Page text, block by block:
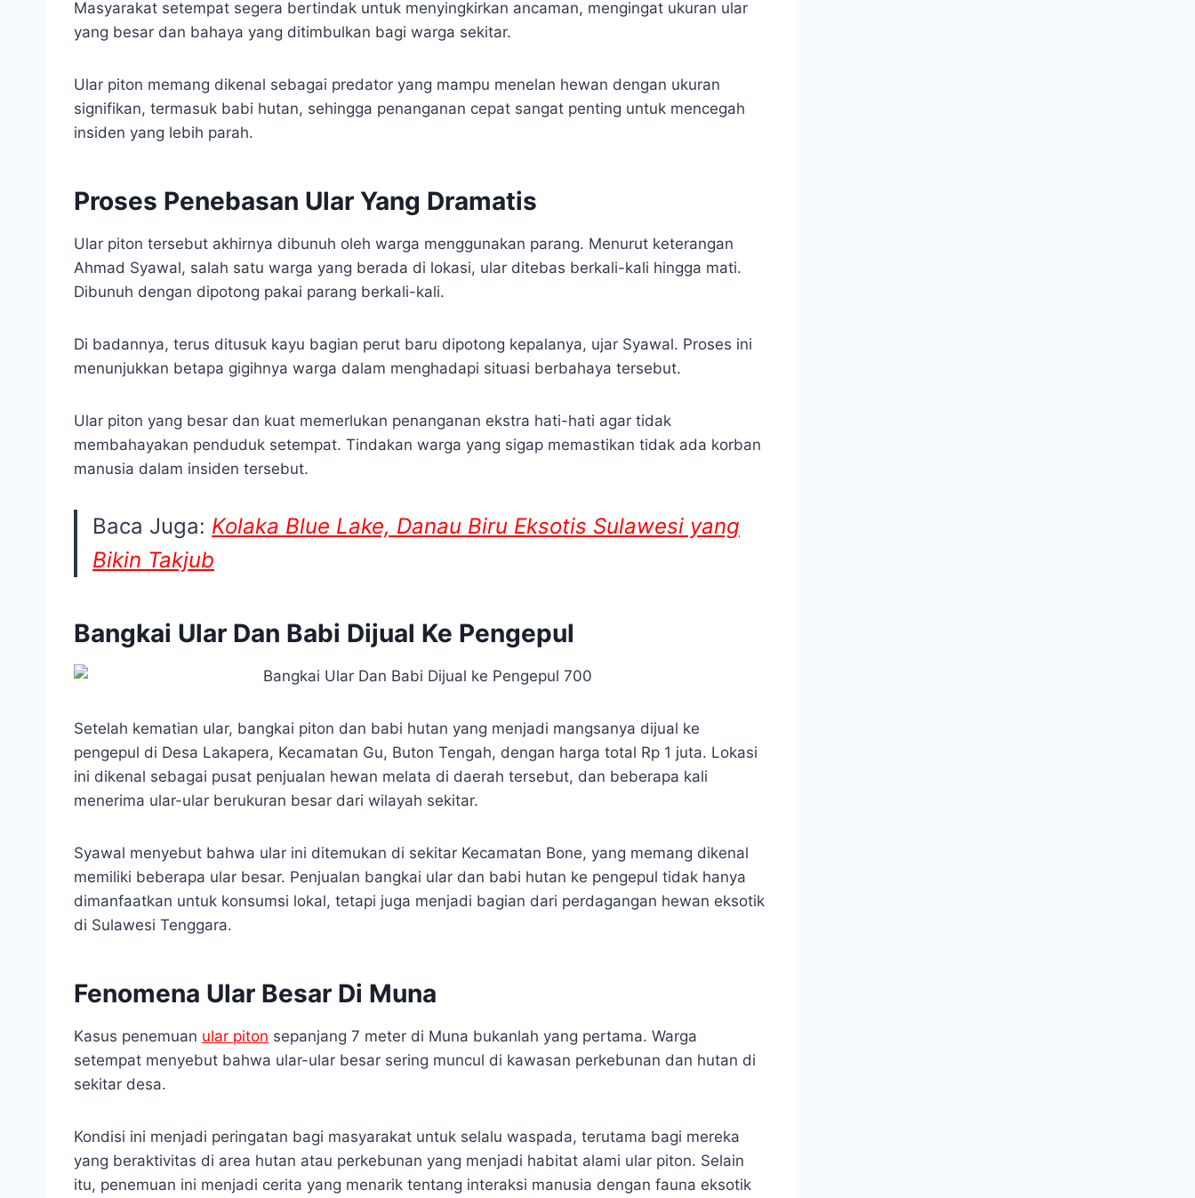
Masyarakat setempat segera bertindak untuk menyingkirkan ancaman, mengingat ukuran ular
yang besar dan bahaya yang ditimbulkan bagi warga sekitar.
Ular piton memang dikenal sebagai predator yang mampu menelan hewan dengan ukuran
signifikan, termasuk babi hutan, sehingga penanganan cepat sangat penting untuk mencegah
insiden yang lebih parah.
Proses Penebasan Ular Yang Dramatis
Ular piton tersebut akhirnya dibunuh oleh warga menggunakan parang. Menurut keterangan
Ahmad Syawal, salah satu warga yang berada di lokasi, ular ditebas berkali-kali hingga mati.
Dibunuh dengan dipotong pakai parang berkali-kali.
Di badannya, terus ditusuk kayu bagian perut baru dipotong kepalanya, ujar Syawal. Proses ini
menunjukkan betapa gigihnya warga dalam menghadapi situasi berbahaya tersebut.
Ular piton yang besar dan kuat memerlukan penanganan ekstra hati-hati agar tidak
membahayakan penduduk setempat. Tindakan warga yang sigap memastikan tidak ada korban
manusia dalam insiden tersebut.
Baca Juga: Kolaka Blue Lake, Danau Biru Eksotis Sulawesi yang
Bikin Takjub
Bangkai Ular Dan Babi Dijual Ke Pengepul
Setelah kematian ular, bangkai piton dan babi hutan yang menjadi mangsanya dijual ke
pengepul di Desa Lakapera, Kecamatan Gu, Buton Tengah, dengan harga total Rp 1 juta. Lokasi
ini dikenal sebagai pusat penjualan hewan melata di daerah tersebut, dan beberapa kali
menerima ular-ular berukuran besar dari wilayah sekitar.
Syawal menyebut bahwa ular ini ditemukan di sekitar Kecamatan Bone, yang memang dikenal
memiliki beberapa ular besar. Penjualan bangkai ular dan babi hutan ke pengepul tidak hanya
dimanfaatkan untuk konsumsi lokal, tetapi juga menjadi bagian dari perdagangan hewan eksotik
di Sulawesi Tenggara.
Fenomena Ular Besar Di Muna
Kasus penemuan ular piton sepanjang 7 meter di Muna bukanlah yang pertama. Warga
setempat menyebut bahwa ular-ular besar sering muncul di kawasan perkebunan dan hutan di
sekitar desa.
Kondisi ini menjadi peringatan bagi masyarakat untuk selalu waspada, terutama bagi mereka
yang beraktivitas di area hutan atau perkebunan yang menjadi habitat alami ular piton. Selain
itu, penemuan ini menjadi cerita yang menarik tentang interaksi manusia dengan fauna eksotik